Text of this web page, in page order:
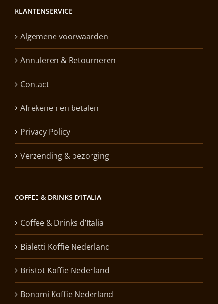
KLANTENSERVICE
Algemene voorwaarden
Annuleren & Retourneren
Contact
Afrekenen en betalen
Privacy Policy
Verzending & bezorging
COFFEE & DRINKS D’ITALIA
Coffee & Drinks d’Italia
Bialetti Koffie Nederland
Bristot Koffie Nederland
Bonomi Koffie Nederland